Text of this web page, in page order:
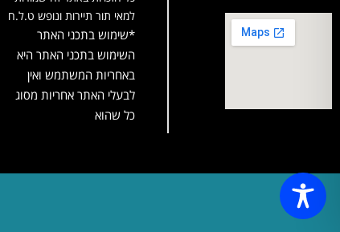
למאי תור תיירות ונופש ט.ל.ח
*שימוש בתכני האתר
השימוש בתכני האתר היא
באחריות המשתמש ואין
לבעלי האתר אחריות מסוג
כל שהוא